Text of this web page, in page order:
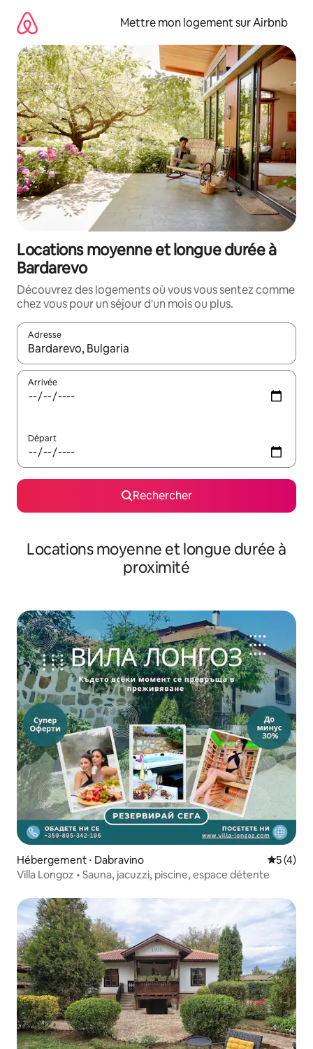
directement
contenu
Mettre mon logement sur Airbnb
Locations moyenne et longue durée à
Bardarevo
Découvrez des logements où vous vous sentez comme
chez vous pour un séjour d'un mois ou plus.
Adresse
Lorsque les résultats s'affichent, utilisez les flèches vers le
Arrivée
Départ
Rechercher
Locations moyenne et longue durée à
proximité
Hébergement ⋅ Dabravino
5 (4)
Villa Longoz • Sauna, jacuzzi, piscine, espace détente